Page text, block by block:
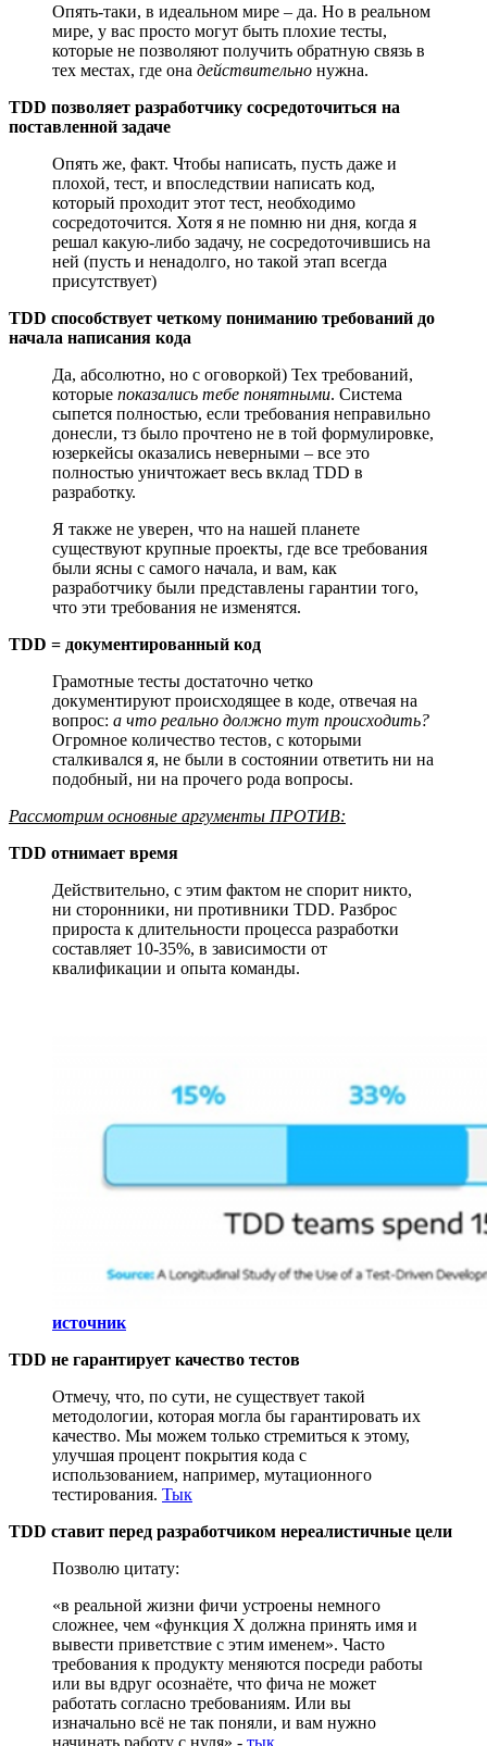
Опять-таки, в идеальном мире – да. Но в реальном
мире, у вас просто могут быть плохие тесты,
которые не позволяют получить обратную связь в
тех местах, где она действительно нужна.
TDD позволяет разработчику сосредоточиться на
поставленной задаче
Опять же, факт. Чтобы написать, пусть даже и
плохой, тест, и впоследствии написать код,
который проходит этот тест, необходимо
сосредоточится. Хотя я не помню ни дня, когда я
решал какую-либо задачу, не сосредоточившись на
ней (пусть и ненадолго, но такой этап всегда
присутствует)
TDD способствует четкому пониманию требований до
начала написания кода
Да, абсолютно, но с оговоркой) Тех требований,
которые показались тебе понятными. Система
сыпется полностью, если требования неправильно
донесли, тз было прочтено не в той формулировке,
юзеркейсы оказались неверными – все это
полностью уничтожает весь вклад TDD в
разработку.
Я также не уверен, что на нашей планете
существуют крупные проекты, где все требования
были ясны с самого начала, и вам, как
разработчику были представлены гарантии того,
что эти требования не изменятся.
TDD = документированный код
Грамотные тесты достаточно четко
документируют происходящее в коде, отвечая на
вопрос: а что реально должно тут происходить?
Огромное количество тестов, с которыми
сталкивался я, не были в состоянии ответить ни на
подобный, ни на прочего рода вопросы.
Рассмотрим основные аргументы ПРОТИВ:
TDD отнимает время
Действительно, с этим фактом не спорит никто,
ни сторонники, ни противники TDD. Разброс
прироста к длительности процесса разработки
составляет 10-35%, в зависимости от
квалификации и опыта команды.
источник
TDD не гарантирует качество тестов
Отмечу, что, по сути, не существует такой
методологии, которая могла бы гарантировать их
качество. Мы можем только стремиться к этому,
улучшая процент покрытия кода с
использованием, например, мутационного
тестирования. Тык
TDD ставит перед разработчиком нереалистичные цели
Позволю цитату:
«в реальной жизни фичи устроены немного
сложнее, чем «функция X должна принять имя и
вывести приветствие с этим именем». Часто
требования к продукту меняются посреди работы
или вы вдруг осознаёте, что фича не может
работать согласно требованиям. Или вы
изначально всё не так поняли, и вам нужно
начинать работу с нуля» - тык